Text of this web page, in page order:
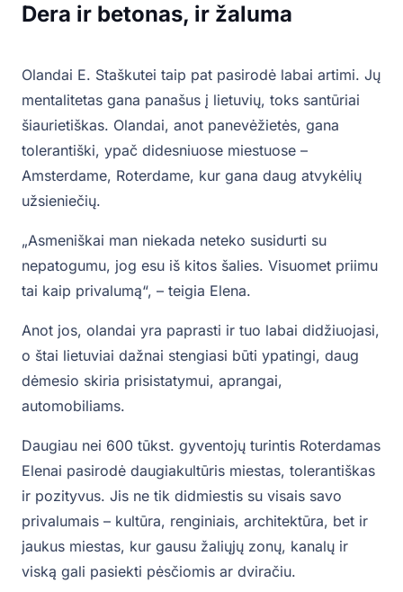
Dera ir betonas, ir žaluma
Olandai E. Staškutei taip pat pasirodė labai artimi. Jų
mentalitetas gana panašus į lietuvių, toks santūriai
šiaurietiškas. Olandai, anot panevėžietės, gana
tolerantiški, ypač didesniuose miestuose –
Amsterdame, Roterdame, kur gana daug atvykėlių
užsieniečių.
„Asmeniškai man niekada neteko susidurti su
nepatogumu, jog esu iš kitos šalies. Visuomet priimu
tai kaip privalumą“, – teigia Elena.
Anot jos, olandai yra paprasti ir tuo labai didžiuojasi,
o štai lietuviai dažnai stengiasi būti ypatingi, daug
dėmesio skiria prisistatymui, aprangai,
automobiliams.
Daugiau nei 600 tūkst. gyventojų turintis Roterdamas
Elenai pasirodė daugiakultūris miestas, tolerantiškas
ir pozityvus. Jis ne tik didmiestis su visais savo
privalumais – kultūra, renginiais, architektūra, bet ir
jaukus miestas, kur gausu žaliųjų zonų, kanalų ir
viską gali pasiekti pėsčiomis ar dviračiu.